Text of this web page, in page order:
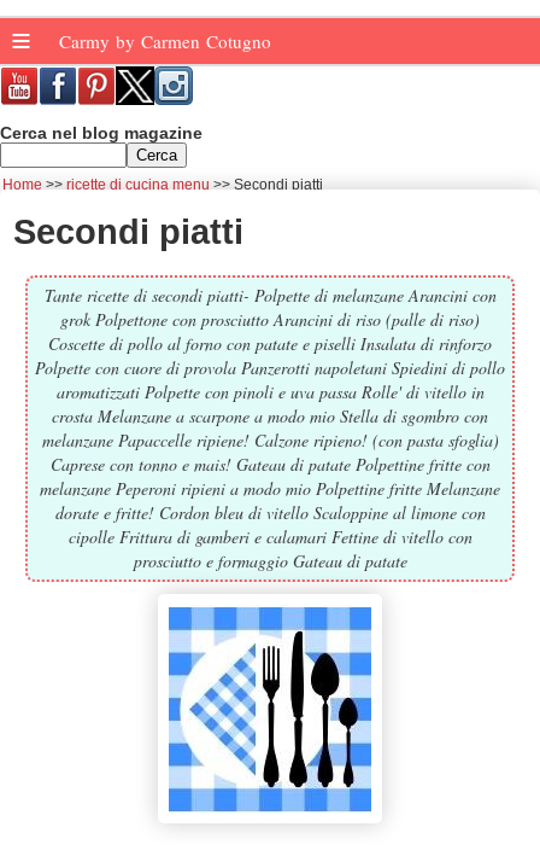
≡ Carmy by Carmen Cotugno
Cerca nel blog magazine
Home ricette di cucina menu Secondi piatti
Secondi piatti
Tante ricette di secondi piatti- Polpette di melanzane Arancini con
grok Polpettone con prosciutto Arancini di riso (palle di riso)
Coscette di pollo al forno con patate e piselli Insalata di rinforzo
Polpette con cuore di provola Panzerotti napoletani Spiedini di pollo
aromatizzati Polpette con pinoli e uva passa Rolle' di vitello in
crosta Melanzane a scarpone a modo mio Stella di sgombro con
melanzane Papaccelle ripiene! Calzone ripieno! (con pasta sfoglia)
Caprese con tonno e mais! Gateau di patate Polpettine fritte con
melanzane Peperoni ripieni a modo mio Polpettine fritte Melanzane
dorate e fritte! Cordon bleu di vitello Scaloppine al limone con
cipolle Frittura di gamberi e calamari Fettine di vitello con
prosciutto e formaggio Gateau di patate